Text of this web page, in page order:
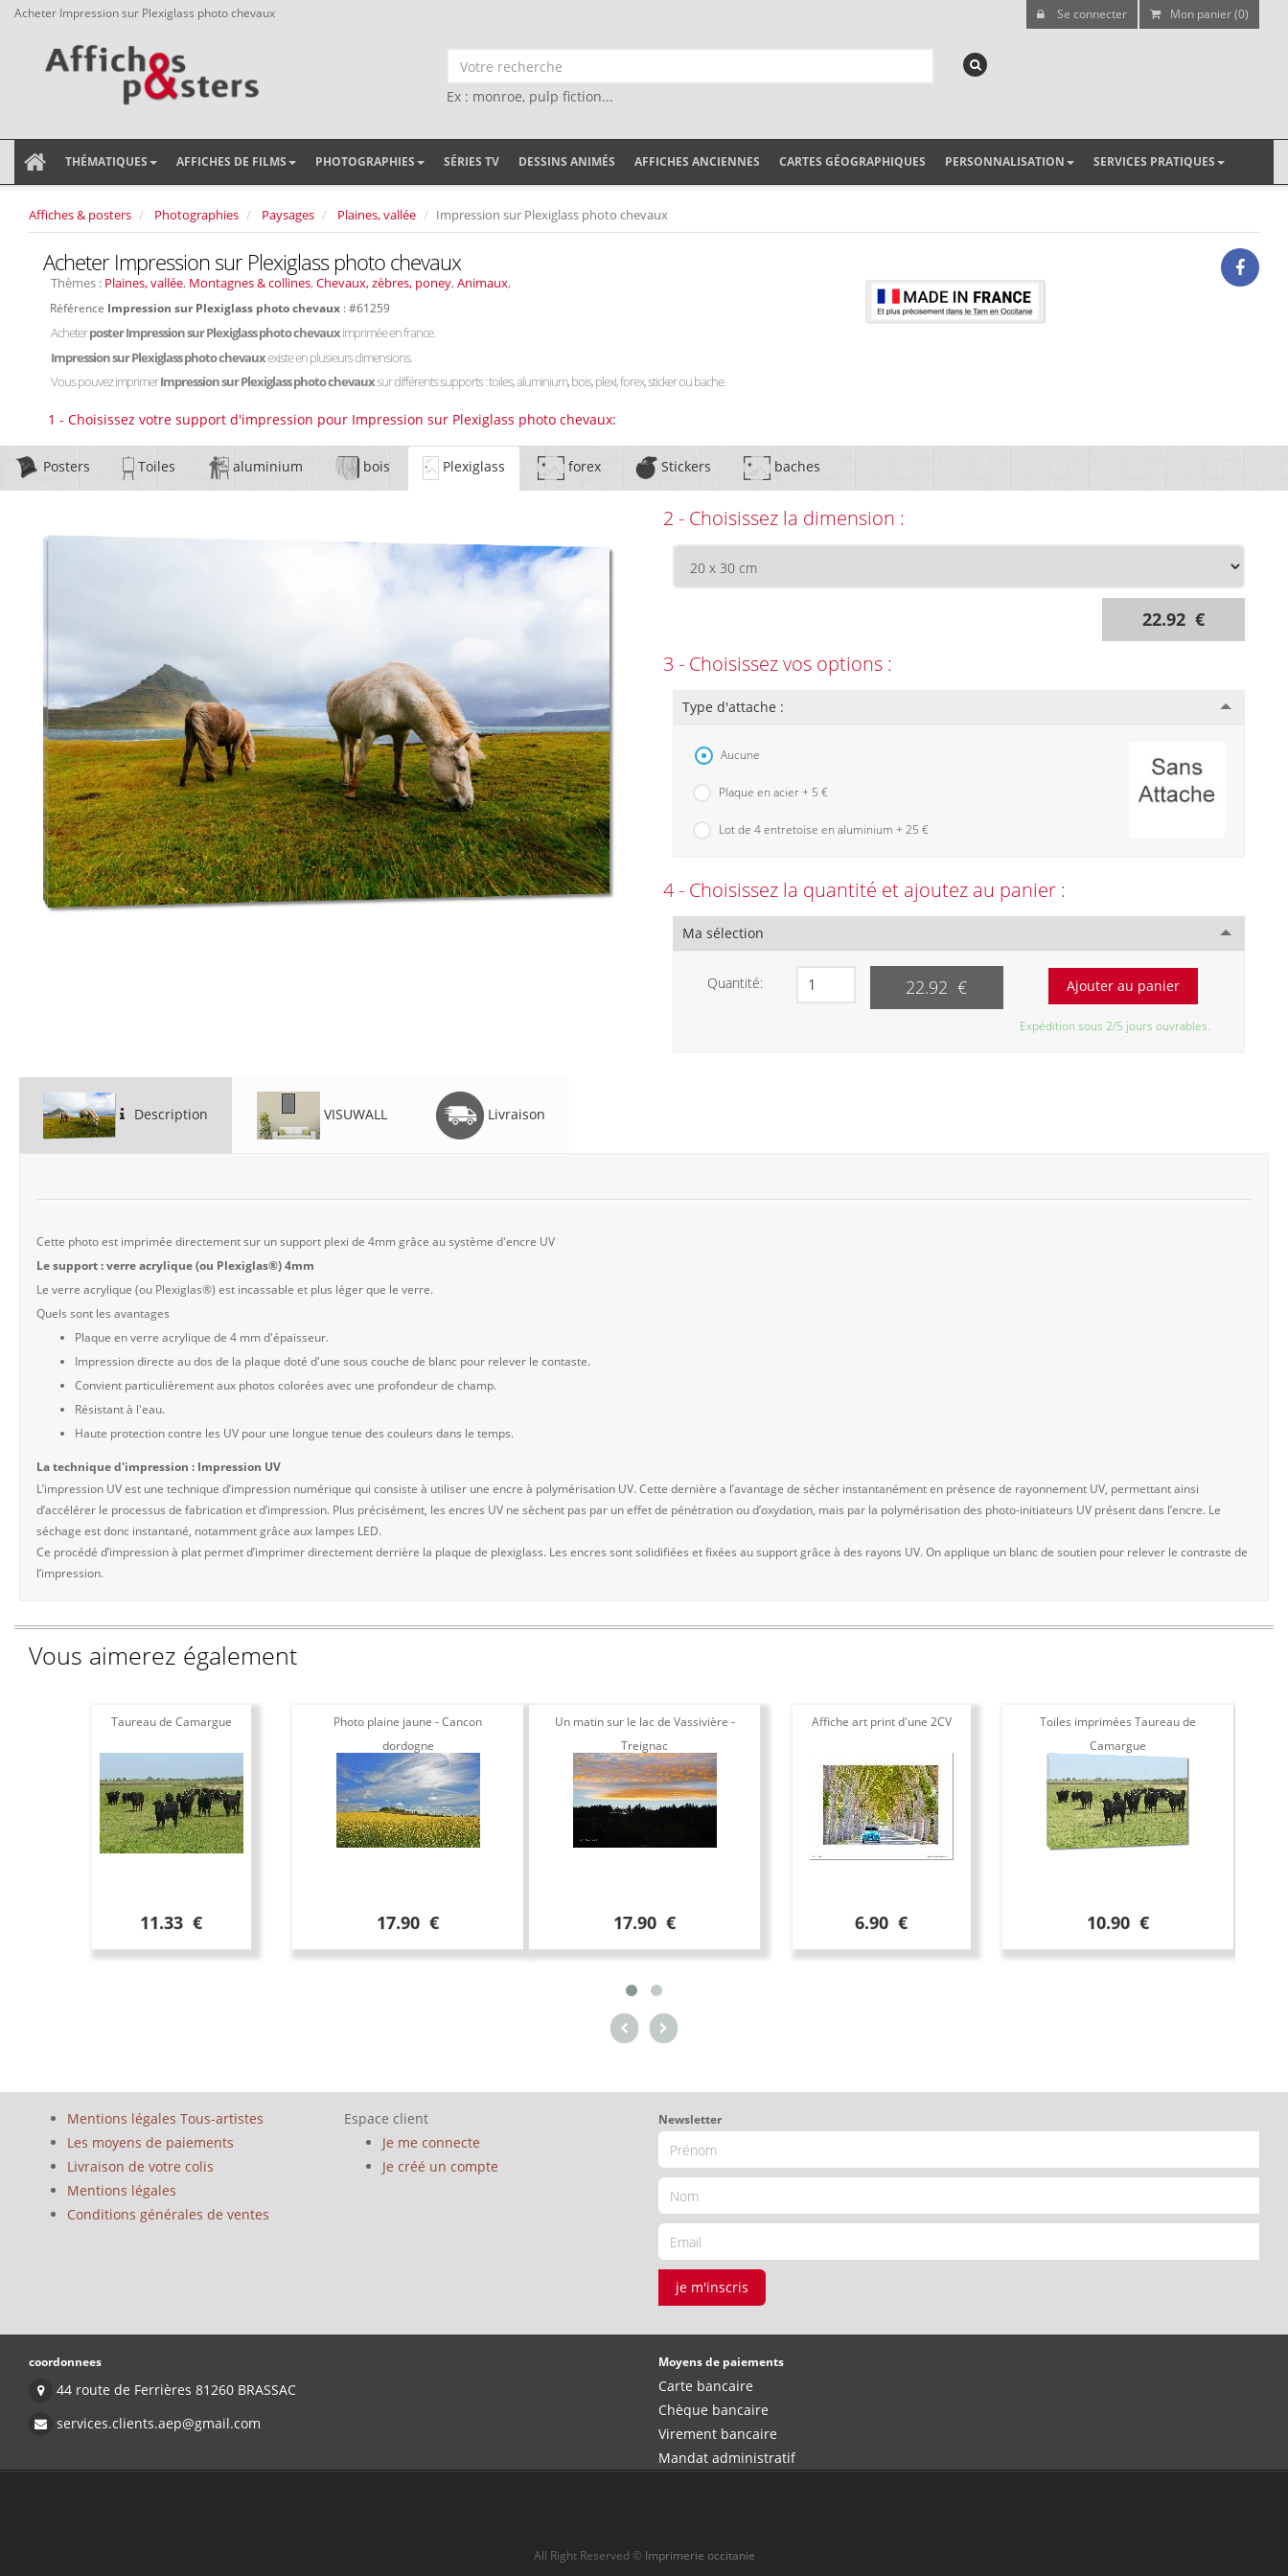
Acheter Impression sur Plexiglass photo chevaux Se connecter Mon panier (0)
Ex : monroe, pulp fiction...
THÉMATIQUES AFFICHES DE FILMS PHOTOGRAPHIES SÉRIES TV DESSINS ANIMÉS AFFICHES ANCIENNES CARTES GÉOGRAPHIQUES PERSONNALISATION SERVICES PRATIQUES
Affiches & posters Photographies Paysages Plaines, vallée Impression sur Plexiglass photo chevaux
Acheter Impression sur Plexiglass photo chevaux
Thèmes : Plaines, vallée, Montagnes & collines, Chevaux, zèbres, poney, Animaux,
Référence Impression sur Plexiglass photo chevaux : #61259
Acheterposter Impression sur Plexiglass photo chevauximprimée en france.
Impression sur Plexiglass photo chevauxexiste en plusieurs dimensions.
Vous pouvez imprimerImpression sur Plexiglass photo chevauxsur différents supports : toiles, aluminium, bois, plexi, forex, sticker ou bache.
1 - Choisissez votre support d'impression pour Impression sur Plexiglass photo chevaux:
Posters Toiles aluminium bois Plexiglass forex Stickers baches
2 - Choisissez la dimension :
22.92 €
3 - Choisissez vos options :
Type d'attache :
Aucune
Plaque en acier + 5 €
Lot de 4 entretoise en aluminium + 25 €
4 - Choisissez la quantité et ajoutez au panier :
Ma sélection
Quantité: 22.92 €
Expédition sous 2/5 jours ouvrables.
Description VISUWALL Livraison
Cette photo est imprimée directement sur un support plexi de 4mm grâce au système d'encre UV
Le support : verre acrylique (ou Plexiglas®) 4mm
Le verre acrylique (ou Plexiglas®) est incassable et plus léger que le verre.
Quels sont les avantages
Plaque en verre acrylique de 4 mm d'épaisseur.
Impression directe au dos de la plaque doté d'une sous couche de blanc pour relever le contaste.
Convient particulièrement aux photos colorées avec une profondeur de champ.
Résistant à l'eau.
Haute protection contre les UV pour une longue tenue des couleurs dans le temps.
La technique d'impression : Impression UV
L’impression UV est une technique d’impression numérique qui consiste à utiliser une encre à polymérisation UV. Cette dernière a l’avantage de sécher instantanément en présence de rayonnement UV, permettant ainsi
d’accélérer le processus de fabrication et d’impression. Plus précisément, les encres UV ne sèchent pas par un effet de pénétration ou d’oxydation, mais par la polymérisation des photo-initiateurs UV présent dans l’encre. Le
séchage est donc instantané, notamment grâce aux lampes LED.
Ce procédé d’impression à plat permet d’imprimer directement derrière la plaque de plexiglass. Les encres sont solidifiées et fixées au support grâce à des rayons UV. On applique un blanc de soutien pour relever le contraste de
l’impression.
Vous aimerez également
Taureau de Camargue
11.33 €
Photo plaine jaune - Cancon
dordogne
17.90 €
Un matin sur le lac de Vassivière -
Treignac
17.90 €
Affiche art print d'une 2CV
6.90 €
Toiles imprimées Taureau de
Camargue
10.90 €
Mentions légales Tous-artistes
Les moyens de paiements
Livraison de votre colis
Mentions légales
Conditions générales de ventes
Espace client
Je me connecte
Je créé un compte
Newsletter
je m'inscris
coordonnees
44 route de Ferrières 81260 BRASSAC
services.clients.aep@gmail.com
Moyens de paiements
Carte bancaire
Chèque bancaire
Virement bancaire
Mandat administratif
All Right Reserved © Imprimerie occitanie